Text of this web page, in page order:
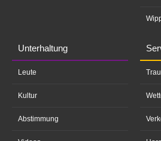
Unterhaltung
Leute
Kultur
Abstimmung